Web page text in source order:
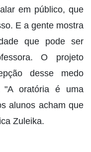
em público, que
E a gente mostra
que pode ser
O projeto
desse medo
"A oratória é uma
alunos acham que
Zuleika.